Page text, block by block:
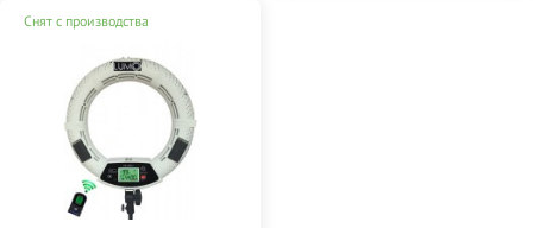
Снят с производства